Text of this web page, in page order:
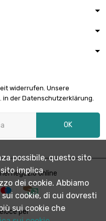
€
€
widerrufen. Unsere
in der Datenschutzerklärung.
OK
negozio online
per
possibile, questo sito
implica
dei cookie. Abbiamo
cookie, di cui dovresti
sui cookie che